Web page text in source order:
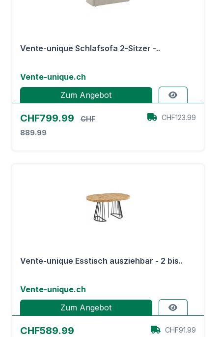
Vente-unique Schlafsofa 2-Sitzer -..
Vente-unique.ch
Zum Angebot
CHF799.99
CHF
889.99
CHF123.99
Vente-unique Esstisch ausziehbar - 2 bis..
Vente-unique.ch
Zum Angebot
CHF589.99 CHF91.99